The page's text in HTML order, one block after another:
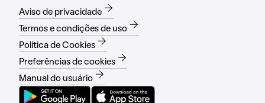
Aviso de privacidade
Termos e condições de uso
Política de Cookies
Preferências de cookies
Manual do usuário